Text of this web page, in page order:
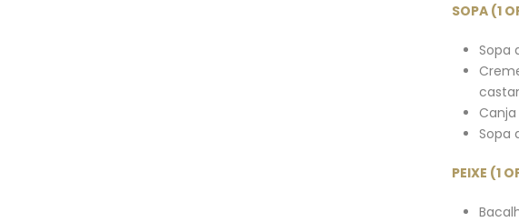
SOPA (1
Sopa
Sopa
PEIXE (1